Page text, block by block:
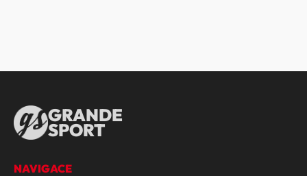
GRANDE
SPORT
NAVIGACE